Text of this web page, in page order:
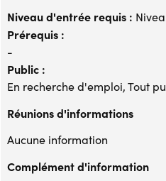
Niveau d'entrée requis :
Prérequis :
-
Public :
En recherche d'emploi, Tout
Réunions d'informations
Aucune information
Complément d'information